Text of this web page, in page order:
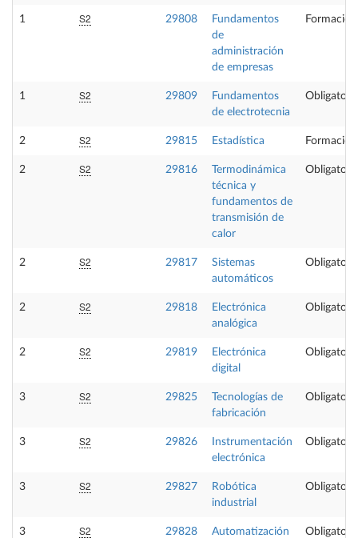
1 S2 29808
Fundamentos
de
administración
de empresas
1 S2 29809
Fundamentos
de electrotecnia
Obligatoria
2 S2 29815 Estadística
2 S2 29816
Termodinámica
técnica y
fundamentos de
transmisión de
calor
Obligatoria
2 S2 29817
Sistemas
automáticos
Obligatoria
2 S2 29818
Electrónica
analógica
Obligatoria
2 S2 29819
Electrónica
digital
Obligatoria
3 S2 29825
Tecnologías de
fabricación
Obligatoria
3 S2 29826
Instrumentación
electrónica
Obligatoria
3 S2 29827
Robótica
industrial
Obligatoria
3 S2 29828
Automatización
Obligatoria